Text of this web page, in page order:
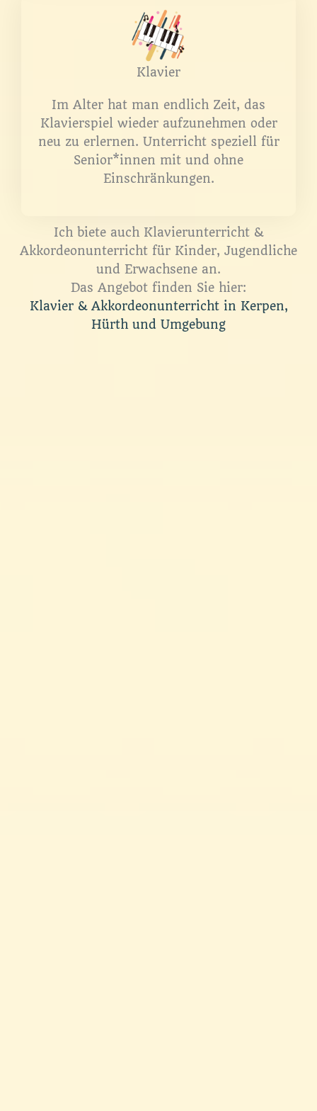
Klavier
Im Alter hat man endlich Zeit, das
Klavierspiel wieder aufzunehmen oder
neu zu erlernen. Unterricht speziell für
Senior*innen mit und ohne
Einschränkungen.
Ich biete auch Klavierunterricht &
Akkordeonunterricht für Kinder, Jugendliche
und Erwachsene an.
Das Angebot finden Sie hier:
Klavier & Akkordeonunterricht in Kerpen,
Hürth und Umgebung